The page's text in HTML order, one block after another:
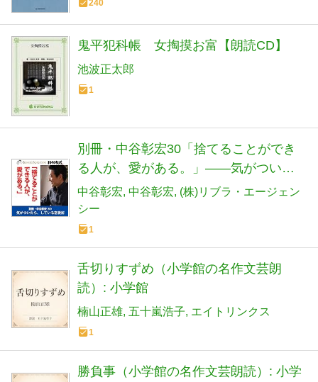
240
鬼平犯科帳 女掏摸お富【朗読CD】
池波正太郎
1
別冊・中谷彰宏30「捨てることができ
る人が、愛がある。」――気がついた
ら、している恋愛術
中谷彰宏 中谷彰宏 (株)リブラ・エージェン
シー
1
舌切りすずめ（小学館の名作文芸朗
読）: 小学館
楠山正雄 五十嵐浩子 エイトリンクス
1
勝負事（小学館の名作文芸朗読）: 小学